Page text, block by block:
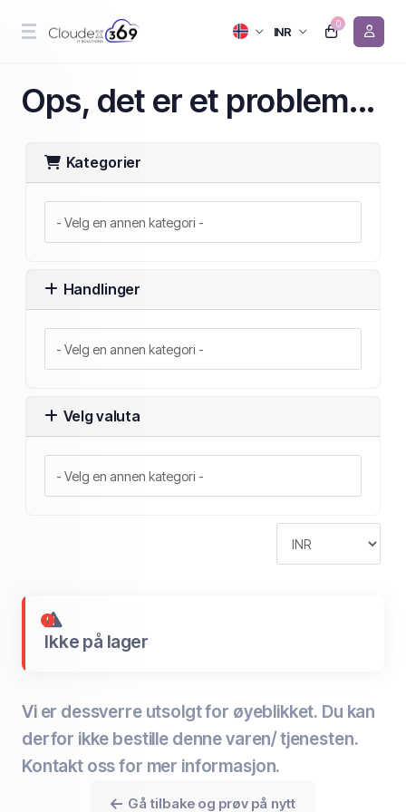
INR
0
Ops, det er et problem...
Kategorier
Handlinger
Velg valuta
Ikke på lager
Vi er dessverre utsolgt for øyeblikket. Du kan
derfor ikke bestille denne varen/ tjenesten.
Kontakt oss for mer informasjon.
Gå tilbake og prøv på nytt